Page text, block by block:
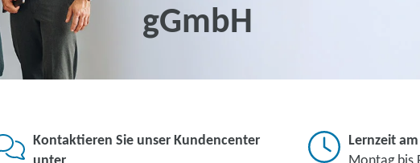
gGmbH
Kontaktieren Sie unser Kundencenter
Lernzeit